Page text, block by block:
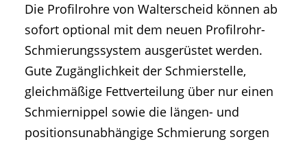
Die Profilrohre von Walterscheid können ab
sofort optional mit dem neuen Profilrohr-
Schmierungssystem ausgerüstet werden.
Gute Zugänglichkeit der Schmierstelle,
gleichmäßige Fettverteilung über nur einen
Schmiernippel sowie die längen- und
positionsunabhängige Schmierung sorgen